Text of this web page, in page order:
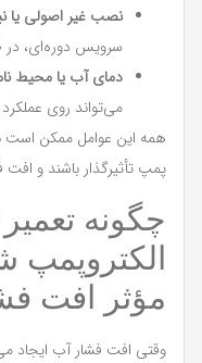
نصب غیر اصولی یا
سرویس دوره‌ای،
دمای آب یا محیط
می‌تواند روی
همه این عوامل ممکن است
پمپ تأثیرگذار باشند و
چگونه
الکتروپمپ
مؤثر افت
وقتی افت فشار آب ایجاد